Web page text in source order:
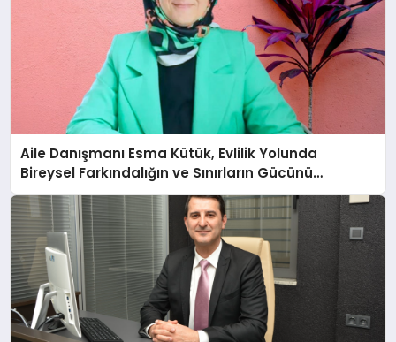
Aile Danışmanı Esma Kütük, Evlilik Yolunda
Bireysel Farkındalığın ve Sınırların Gücünü
Anlatıyor